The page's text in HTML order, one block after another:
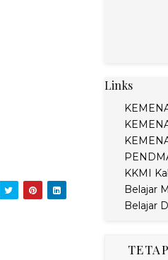
Links
KKMI
Belajar
Belajar